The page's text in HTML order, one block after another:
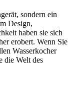
sondern ein
Design,
haben sie sich
erobert. Wenn Sie
Wasserkocher
die Welt des